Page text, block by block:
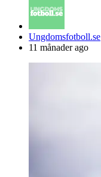
Posted
by
Ungdomsfotboll.se
11 månader ago